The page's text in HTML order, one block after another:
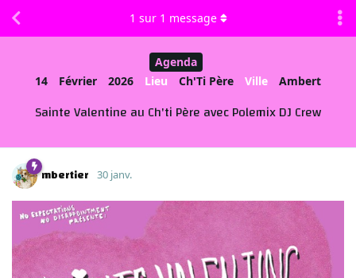
Agenda
14
Février 2026 Lieu Ch'Ti Père Ville Ambert
Sainte Valentine au Ch'ti Père avec Polemix DJ Crew
1 sur 1 message
mbertier 30 janv.